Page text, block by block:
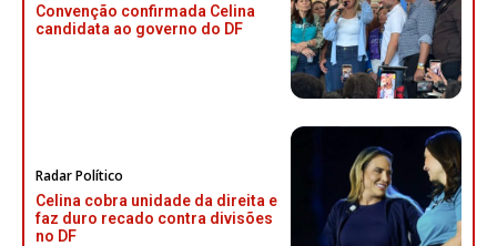
Convenção confirmada Celina
candidata ao governo do DF
Radar Político
Celina cobra unidade da direita e
faz duro recado contra divisões
no DF